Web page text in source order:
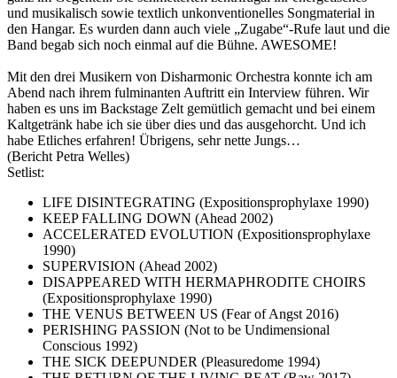
und musikalisch sowie textlich unkonventionelles Songmaterial in
den Hangar. Es wurden dann auch viele „Zugabe“-Rufe laut und die
Band begab sich noch einmal auf die Bühne. AWESOME!
Mit den drei Musikern von Disharmonic Orchestra konnte ich am
Abend nach ihrem fulminanten Auftritt ein Interview führen. Wir
haben es uns im Backstage Zelt gemütlich gemacht und bei einem
Kaltgetränk habe ich sie über dies und das ausgehorcht. Und ich
habe Etliches erfahren! Übrigens, sehr nette Jungs…
(Bericht Petra Welles)
Setlist:
LIFE DISINTEGRATING (Expositionsprophylaxe 1990)
KEEP FALLING DOWN (Ahead 2002)
ACCELERATED EVOLUTION (Expositionsprophylaxe
1990)
SUPERVISION (Ahead 2002)
DISAPPEARED WITH HERMAPHRODITE CHOIRS
(Expositionsprophylaxe 1990)
THE VENUS BETWEEN US (Fear of Angst 2016)
PERISHING PASSION (Not to be Undimensional
Conscious 1992)
THE SICK DEEPUNDER (Pleasuredome 1994)